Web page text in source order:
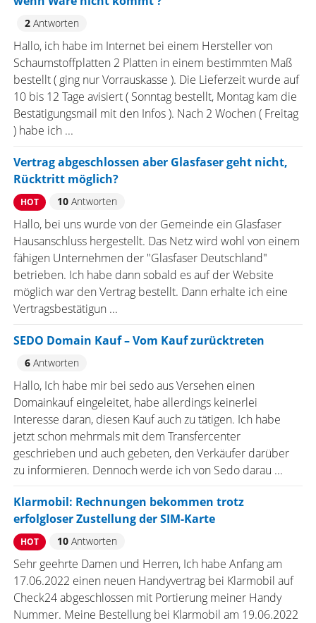
2Antworten
Hallo, ich habe im Internet bei einem Hersteller von
Schaumstoffplatten 2 Platten in einem bestimmten Maß
bestellt ( ging nur Vorrauskasse ). Die Lieferzeit wurde auf
10 bis 12 Tage avisiert ( Sonntag bestellt, Montag kam die
Bestätigungsmail mit den Infos ). Nach 2 Wochen ( Freitag
) habe ich ...
Vertrag abgeschlossen aber Glasfaser geht nicht,
Rücktritt möglich?
HOT 10Antworten
Hallo, bei uns wurde von der Gemeinde ein Glasfaser
Hausanschluss hergestellt. Das Netz wird wohl von einem
fähigen Unternehmen der "Glasfaser Deutschland"
betrieben. Ich habe dann sobald es auf der Website
möglich war den Vertrag bestellt. Dann erhalte ich eine
Vertragsbestätigun ...
SEDO Domain Kauf – Vom Kauf zurücktreten
6Antworten
Hallo, Ich habe mir bei sedo aus Versehen einen
Domainkauf eingeleitet, habe allerdings keinerlei
Interesse daran, diesen Kauf auch zu tätigen. Ich habe
jetzt schon mehrmals mit dem Transfercenter
geschrieben und auch gebeten, den Verkäufer darüber
zu informieren. Dennoch werde ich von Sedo darau ...
Klarmobil: Rechnungen bekommen trotz
erfolgloser Zustellung der SIM-Karte
HOT 10Antworten
Sehr geehrte Damen und Herren, Ich habe Anfang am
17.06.2022 einen neuen Handyvertrag bei Klarmobil auf
Check24 abgeschlossen mit Portierung meiner Handy
Nummer. Meine Bestellung bei Klarmobil am 19.06.2022